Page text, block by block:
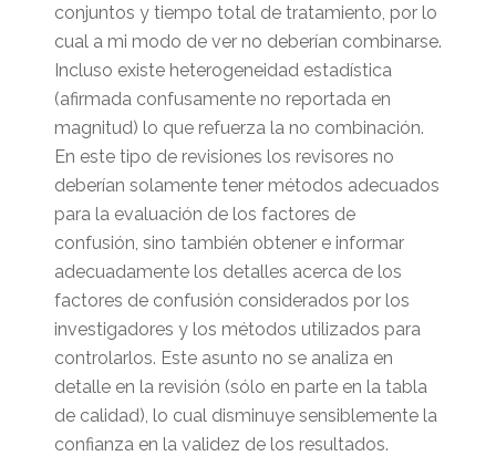
conjuntos y tiempo total de tratamiento, por lo
cual a mi modo de ver no deberían combinarse.
Incluso existe heterogeneidad estadística
(afirmada confusamente no reportada en
magnitud) lo que refuerza la no combinación.
En este tipo de revisiones los revisores no
deberían solamente tener métodos adecuados
para la evaluación de los factores de
confusión, sino también obtener e informar
adecuadamente los detalles acerca de los
factores de confusión considerados por los
investigadores y los métodos utilizados para
controlarlos. Este asunto no se analiza en
detalle en la revisión (sólo en parte en la tabla
de calidad), lo cual disminuye sensiblemente la
confianza en la validez de los resultados.